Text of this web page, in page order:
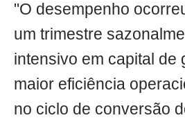
"O desempenho
um trimestre
intensivo em capital de
maior eficiência
no ciclo de conversão